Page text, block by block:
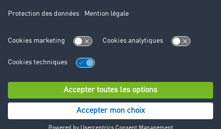
Cookie-Einstellungen
Support
© TIMOCOM GmbH 2024. Tous droits réservés